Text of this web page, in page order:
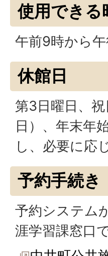
使用できる
午前9時から
休館日
第3日曜日、
日）、年末年
し、必要に応
予約手続き
予約システム
涯学習課窓口